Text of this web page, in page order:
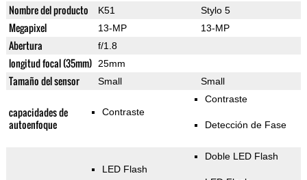
Nombre del producto K51 Stylo 5
Megapixel 13-MP 13-MP
Abertura f/1.8
longitud focal (35mm) 25mm
Tamaño del sensor Small Small
capacidades de
autoenfoque
Contraste
Contraste
Detección de Fase
LED Flash
Doble LED Flash